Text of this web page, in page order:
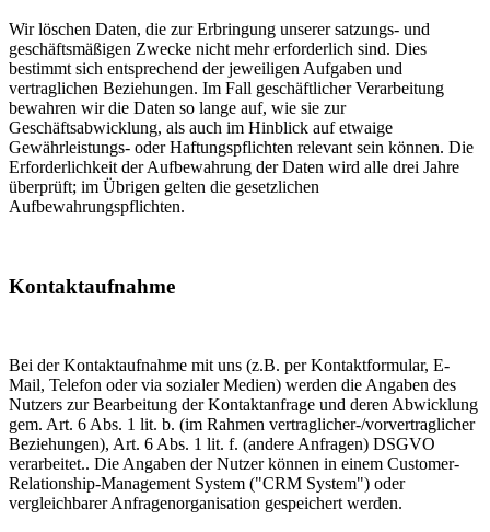
Wir löschen Daten, die zur Erbringung unserer satzungs- und
geschäftsmäßigen Zwecke nicht mehr erforderlich sind. Dies
bestimmt sich entsprechend der jeweiligen Aufgaben und
vertraglichen Beziehungen. Im Fall geschäftlicher Verarbeitung
bewahren wir die Daten so lange auf, wie sie zur
Geschäftsabwicklung, als auch im Hinblick auf etwaige
Gewährleistungs- oder Haftungspflichten relevant sein können. Die
Erforderlichkeit der Aufbewahrung der Daten wird alle drei Jahre
überprüft; im Übrigen gelten die gesetzlichen
Aufbewahrungspflichten.
Kontaktaufnahme
Bei der Kontaktaufnahme mit uns (z.B. per Kontaktformular, E-
Mail, Telefon oder via sozialer Medien) werden die Angaben des
Nutzers zur Bearbeitung der Kontaktanfrage und deren Abwicklung
gem. Art. 6 Abs. 1 lit. b. (im Rahmen vertraglicher-/vorvertraglicher
Beziehungen), Art. 6 Abs. 1 lit. f. (andere Anfragen) DSGVO
verarbeitet.. Die Angaben der Nutzer können in einem Customer-
Relationship-Management System ("CRM System") oder
vergleichbarer Anfragenorganisation gespeichert werden.